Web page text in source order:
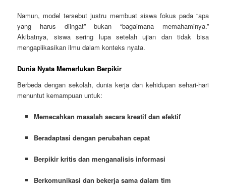
Namun, model tersebut justru membuat siswa fokus pada “apa
yang harus diingat” bukan “bagaimana memahaminya.”
Akibatnya, siswa sering lupa setelah ujian dan tidak bisa
mengaplikasikan ilmu dalam konteks nyata.
Dunia Nyata Memerlukan Berpikir
Berbeda dengan sekolah, dunia kerja dan kehidupan sehari-hari
menuntut kemampuan untuk:
Memecahkan masalah secara kreatif dan efektif
Beradaptasi dengan perubahan cepat
Berpikir kritis dan menganalisis informasi
Berkomunikasi dan bekerja sama dalam tim